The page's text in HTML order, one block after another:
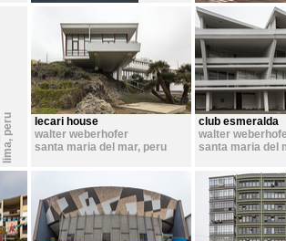
lima
,
peru
lecari house
walter weberhofer
santa maria del mar, peru
club esmeralda
walter
santa maria del